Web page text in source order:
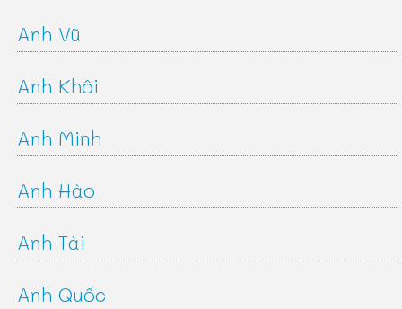
Anh Vũ
Anh Khôi
Anh Minh
Anh Hào
Anh Tài
Anh Quốc